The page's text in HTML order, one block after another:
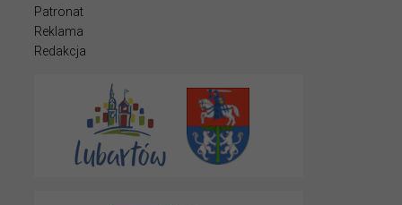
Patronat
Reklama
Redakcja